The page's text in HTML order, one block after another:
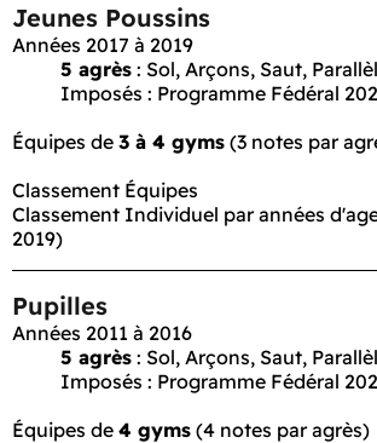
Jeunes Poussins
Années 2017 à 2019
5 agrès : Sol, Arçons, Saut,
Imposés : Programme Fédéral
Équipes de 3 à 4 gyms (3 notes par
Classement Équipes
Classement Individuel par années
2019)
Pupilles
Années 2011 à 2016
5 agrès : Sol, Arçons, Saut,
Imposés : Programme Fédéral
Équipes de 4 gyms (4 notes par agrès)